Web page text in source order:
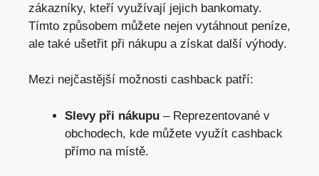
zákazníky, kteří využívají jejich bankomaty.
Tímto způsobem můžete nejen vytáhnout peníze,
ale také ušetřit při nákupu a získat další výhody.
Mezi nejčastější možnosti cashback patří:
Slevy při nákupu – Reprezentované v
obchodech, kde můžete využít cashback
přímo na místě.